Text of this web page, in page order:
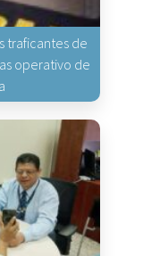
traficantes de
operativo de